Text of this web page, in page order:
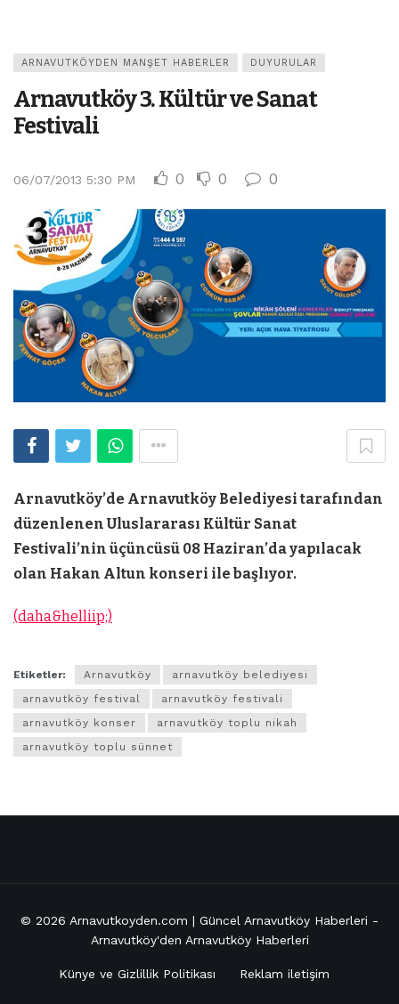
ARNAVUTKÖYDEN MANŞET HABERLER DUYURULAR
Arnavutköy 3. Kültür ve Sanat
Festivali
06/07/2013 5:30 PM 0 0 0
Arnavutköy’de Arnavutköy Belediyesi tarafından
düzenlenen Uluslararası Kültür Sanat
Festivali’nin üçüncüsü 08 Haziran’da yapılacak
olan Hakan Altun konseri ile başlıyor.
(daha&helliip;)
Etiketler: Arnavutköy
arnavutköy belediyesi
arnavutköy festival
arnavutköy festivali
arnavutköy konser
arnavutköy toplu nikah
arnavutköy toplu sünnet
© 2026 Arnavutkoyden.com | Güncel Arnavutköy Haberleri -
Arnavutköy'den Arnavutköy Haberleri
Künye ve Gizlillik Politikası Reklam iletişim